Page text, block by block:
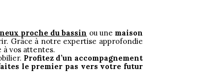
proche du bassin ou une maison
Grâce à notre expertise approfondie
à vos attentes.
Profitez d’un accompagnement
le premier pas vers votre futur